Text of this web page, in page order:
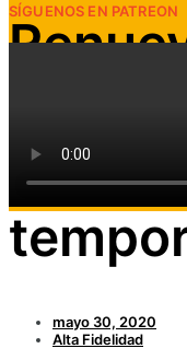
SÍGUENOS EN PATREON
a
para
mayo 30, 2020
Alta Fidelidad